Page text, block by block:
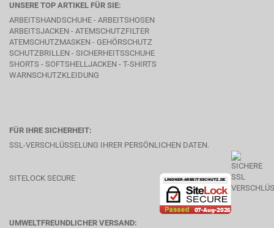
UNSERE TOP ARTIKEL FÜR SIE:
ARBEITSHANDSCHUHE - ARBEITSHOSEN
ARBEITSJACKEN - ATEMSCHUTZFILTER
ATEMSCHUTZMASKEN - GEHÖRSCHUTZ
SCHUTZBRILLEN - SICHERHEITSSCHUHE
SHORTS - SOFTSHELLJACKEN - T-SHIRTS
WARNSCHUTZKLEIDUNG
FÜR IHRE SICHERHEIT:
SSL-VERSCHLÜSSELUNG IHRER PERSÖNLICHEN DATEN.
SITELOCK SECURE
UMWELTFREUNDLICHER VERSAND: